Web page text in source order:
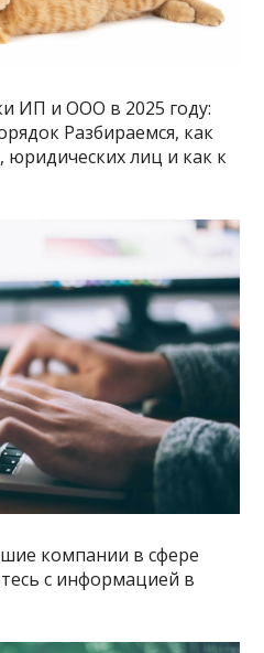
ИП и ООО в 2025 году:
Разбираемся, как
лиц и как к
компании в сфере
с информацией в